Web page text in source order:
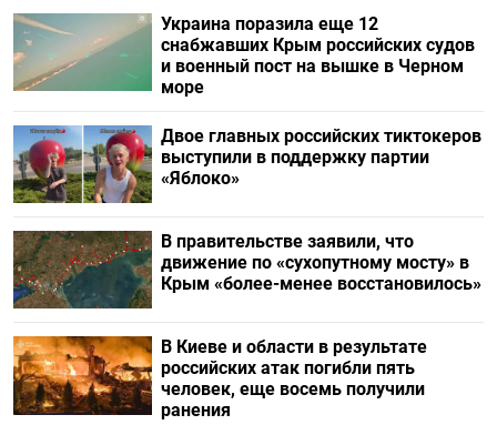
Украина поразила еще 12
снабжавших Крым российских судов
и военный пост на вышке в Черном
море
Двое главных российских тиктокеров
выступили в поддержку партии
«Яблоко»
В правительстве заявили, что
движение по «сухопутному мосту» в
Крым «более-менее восстановилось»
В Киеве и области в результате
российских атак погибли пять
человек, еще восемь получили
ранения